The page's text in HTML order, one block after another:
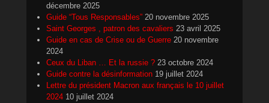
décembre 2025
Guide “Tous Responsables” 20 novembre 2025
Saint Georges , patron des cavaliers 23 avril 2025
Guide en cas de Crise ou de Guerre 20 novembre
2024
Ceux du Liban … Et la russie ? 23 octobre 2024
Guide contre la désinformation 19 juillet 2024
Lettre du président Macron aux français le 10 juillet
2024 10 juillet 2024